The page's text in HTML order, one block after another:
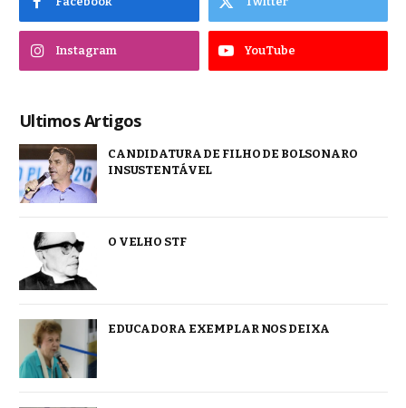
Instagram YouTube
Ultimos Artigos
CANDIDATURA DE FILHO DE BOLSONARO
INSUSTENTÁVEL
O VELHO STF
EDUCADORA EXEMPLAR NOS DEIXA